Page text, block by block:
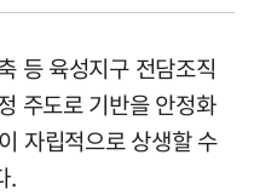
등 육성지구 전담조직
주도로 기반을 안정화
자립적으로 상생할 수
.